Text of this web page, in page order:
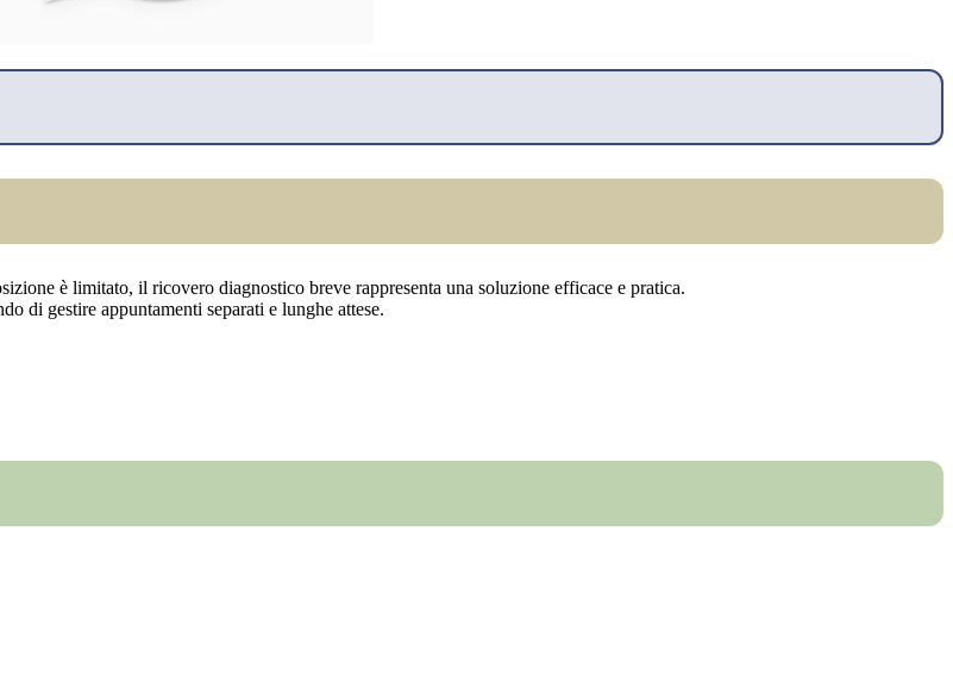
è limitato, il ricovero diagnostico breve rappresenta una soluzione efficace e pratica.
di gestire appuntamenti separati e lunghe attese.